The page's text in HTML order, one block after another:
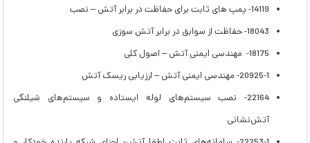
14119- پمپ های ثابت برای حفاظت در برابر آتش – نصب
18043- حفاظت از سوابق در برابر آتش سوزی
18175- مهندسی ایمنی آتش – اصول کلی
20925-1- مهندسی ایمنی آتش – ارزیابی ریسک آتش
22164- نصب سیستم‌های لوله‌ ایستاده و سیستم‌های شیلنگی
آتش‌نشانی